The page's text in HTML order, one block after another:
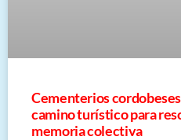
Cementerios
camino turístico para
memoria colectiva